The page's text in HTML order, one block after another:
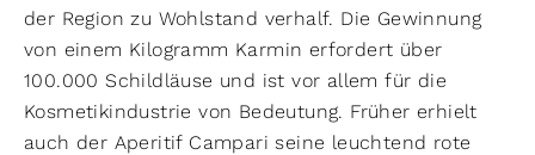
der Region zu Wohlstand verhalf. Die Gewinnung
von einem Kilogramm Karmin erfordert über
100.000 Schildläuse und ist vor allem für die
Kosmetikindustrie von Bedeutung. Früher erhielt
auch der Aperitif Campari seine leuchtend rote